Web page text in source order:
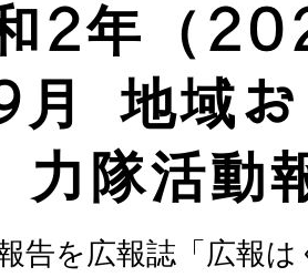
2年（
月 地域お
力隊活動
告を広報誌「広報